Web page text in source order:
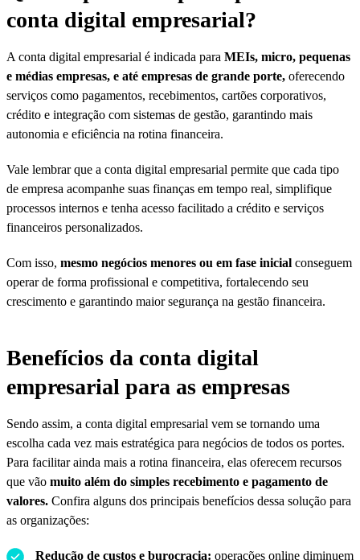
conta digital empresarial?
A conta digital empresarial é indicada para MEIs, micro, pequenas
e médias empresas, e até empresas de grande porte, oferecendo
serviços como pagamentos, recebimentos, cartões corporativos,
crédito e integração com sistemas de gestão, garantindo mais
autonomia e eficiência na rotina financeira.
Vale lembrar que a conta digital empresarial permite que cada tipo
de empresa acompanhe suas finanças em tempo real, simplifique
processos internos e tenha acesso facilitado a crédito e serviços
financeiros personalizados.
Com isso, mesmo negócios menores ou em fase inicial conseguem
operar de forma profissional e competitiva, fortalecendo seu
crescimento e garantindo maior segurança na gestão financeira.
Benefícios da conta digital
empresarial para as empresas
Sendo assim, a conta digital empresarial vem se tornando uma
escolha cada vez mais estratégica para negócios de todos os portes.
Para facilitar ainda mais a rotina financeira, elas oferecem recursos
que vão muito além do simples recebimento e pagamento de
valores. Confira alguns dos principais benefícios dessa solução para
as organizações:
Redução de custos e burocracia: operações online diminuem